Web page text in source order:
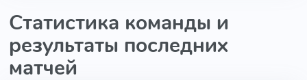
Статистика команды и
результаты последних
матчей